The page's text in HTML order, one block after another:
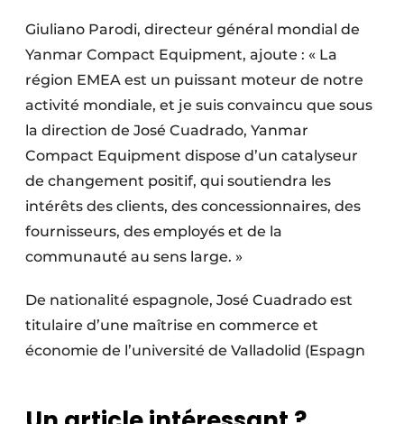
Giuliano Parodi, directeur général mondial de
Yanmar Compact Equipment, ajoute : « La
région EMEA est un puissant moteur de notre
activité mondiale, et je suis convaincu que sous
la direction de José Cuadrado, Yanmar
Compact Equipment dispose d’un catalyseur
de changement positif, qui soutiendra les
intérêts des clients, des concessionnaires, des
fournisseurs, des employés et de la
communauté au sens large. »
De nationalité espagnole, José Cuadrado est
titulaire d’une maîtrise en commerce et
économie de l’université de Valladolid (Espagn